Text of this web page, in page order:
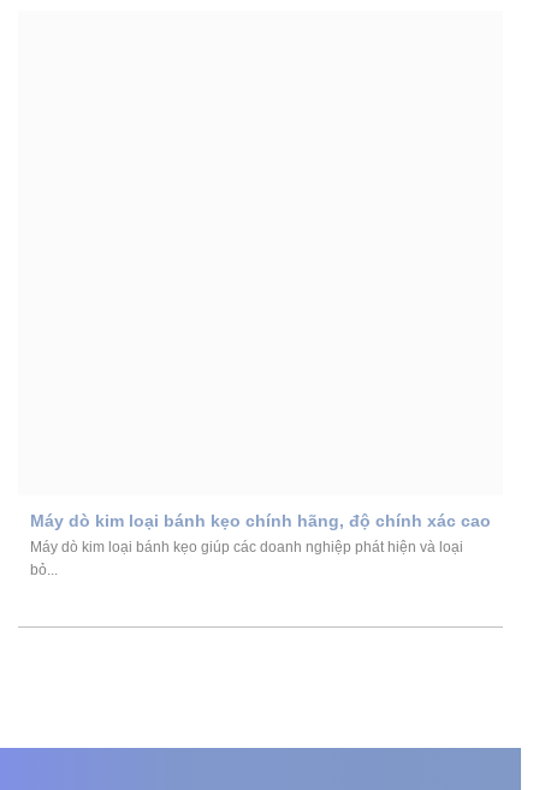
Máy dò kim loại bánh kẹo chính hãng, độ chính xác cao
Máy dò kim loại bánh kẹo giúp các doanh nghiệp phát hiện và loại
bỏ...